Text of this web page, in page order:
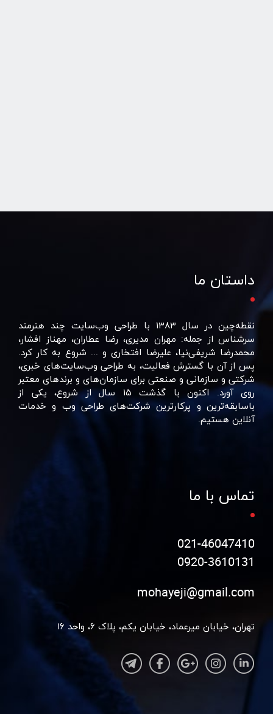
داستان ما
نقطه‌چین در سال ۱۳۸۳ با طراحی وب‌سایت چند هنرمند
سرشناس از جمله: مهران مدیری، رضا عطاران، مهناز افشار،
محمدرضا شریفی‌نیا، علیرضا افتخاری و ... شروع به کار کرد.
پس از آن با گسترش فعالیت، به طراحی وب‌سایت‌های خبری،
شرکتی و سازمانی و صنعتی برای سازمان‌های و برند‌های معتبر
روی آورد. اکنون با گذشت ۱۵ سال از شروع، یکی از
باسابقه‌ترین و پرکارترین شرکت‌های طراحی وب و خدمات
آنلاین هستیم.
تماس با ما
021-46047410
0920-3610131
mohayeji@gmail.com
تهران، خیابان میرعماد، خیابان یکم، پلاک ۶، واحد ۱۶